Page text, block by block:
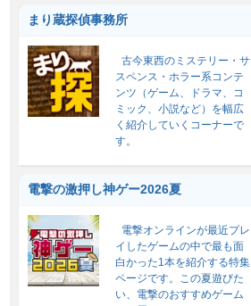
まり蔵探偵事務所
古今東西のミステリー・サ
スペンス・ホラー系コンテ
ンツ（ゲーム、ドラマ、コ
ミック、小説など）を幅広
く紹介していくコーナーで
す。
電撃の激押し神ゲー2026夏
電撃オンラインが最近プレ
イしたゲームの中で最も面
白かった1本を紹介する特集
ページです。この夏遊びた
い、電撃のおすすめゲーム